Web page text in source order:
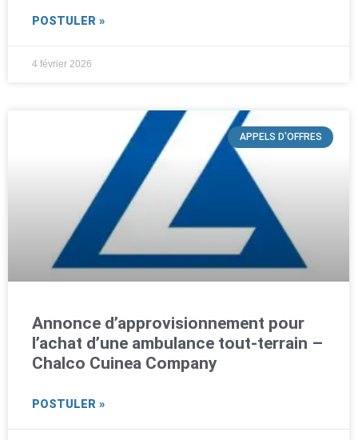
POSTULER »
4 février 2026
APPELS D'OFFRES
Annonce d’approvisionnement pour
l’achat d’une ambulance tout-terrain –
Chalco Cuinea Company
POSTULER »